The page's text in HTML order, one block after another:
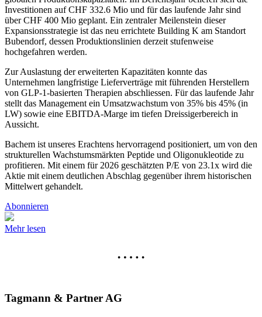
Investitionen auf CHF 332.6 Mio und für das laufende Jahr sind
über CHF 400 Mio geplant. Ein zentraler Meilenstein dieser
Expansionsstrategie ist das neu errichtete Building K am Standort
Bubendorf, dessen Produktionslinien derzeit stufenweise
hochgefahren werden.
Zur Auslastung der erweiterten Kapazitäten konnte das
Unternehmen langfristige Lieferverträge mit führenden Herstellern
von GLP-1-basierten Therapien abschliessen. Für das laufende Jahr
stellt das Management ein Umsatzwachstum von 35% bis 45% (in
LW) sowie eine EBITDA-Marge im tiefen Dreissigerbereich in
Aussicht.
Bachem ist unseres Erachtens hervorragend positioniert, um von den
strukturellen Wachstumsmärkten Peptide und Oligonukleotide zu
profitieren. Mit einem für 2026 geschätzten P/E von 23.1x wird die
Aktie mit einem deutlichen Abschlag gegenüber ihrem historischen
Mittelwert gehandelt.
Abonnieren
Mehr lesen
Tagmann & Partner AG